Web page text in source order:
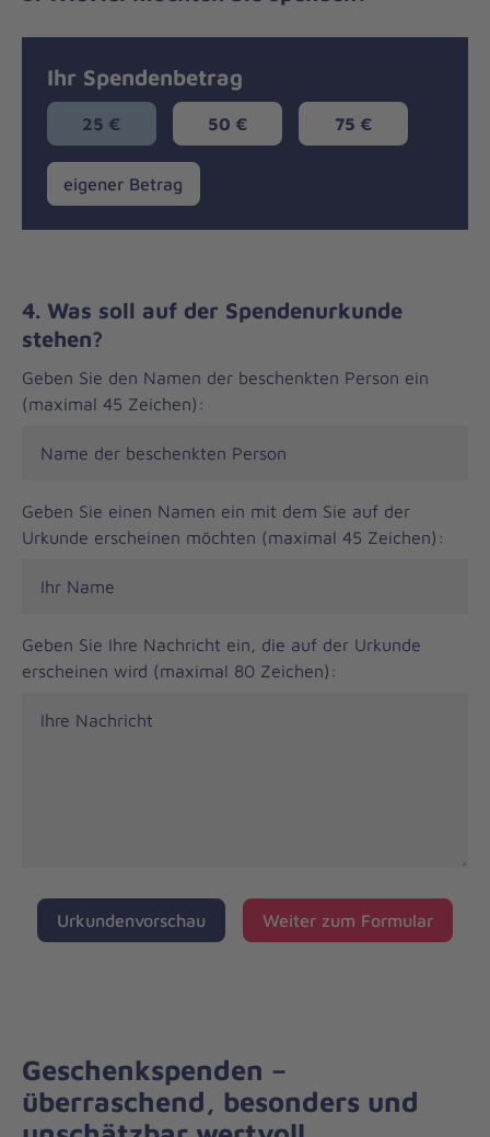
Ihr Spendenbetrag
25 € 50 € 75 €
eigener
Betrag
eigener Betrag
4. Was soll auf der Spendenurkunde
stehen?
Geben Sie den Namen der beschenkten Person ein
(maximal 45 Zeichen):
Geben Sie einen Namen ein mit dem Sie auf der
Urkunde erscheinen möchten (maximal 45 Zeichen):
Geben Sie Ihre Nachricht ein, die auf der Urkunde
erscheinen wird (maximal 80 Zeichen):
Urkundenvorschau Weiter zum Formular
Geschenkspenden –
überraschend, besonders und